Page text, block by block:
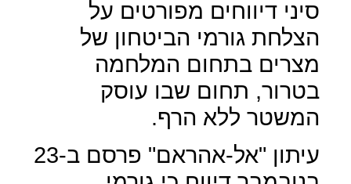
סיני דיווחים מפורטים על
הצלחת גורמי הביטחון של
מצרים בתחום המלחמה
בטרור, תחום שבו עוסק
המשטר ללא הרף.
עיתון "אל-אהראם" פרסם ב-23